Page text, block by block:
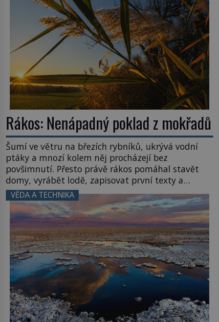
Rákos: Nenápadný poklad z mokřadů
Šumí ve větru na březích rybníků, ukrývá vodní
ptáky a mnozí kolem něj procházejí bez
povšimnutí. Přesto právě rákos pomáhal stavět
domy, vyrábět lodě, zapisovat první texty a
inspiroval řadu pověstí. Tato skromná, ale
užitečná rostlina provází člověka už tisíce let.
Většina lidí vnímá rákos jen jako obyčejnou kulisu
letního koupání. Stačí se však podívat […]
VĚDA A TECHNIKA